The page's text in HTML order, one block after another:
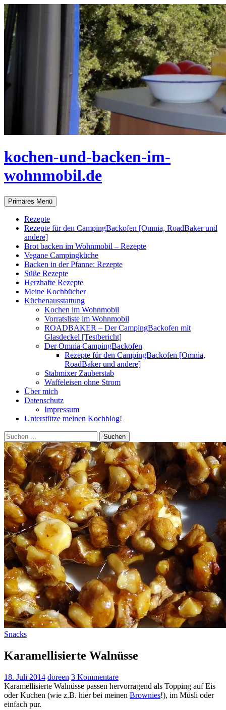
Zum
Inhalt
springen
kochen-und-backen-im-
wohnmobil.de
Suchen
Primäres Menü
Rezepte
Rezepte für den CampingBackofen [Omnia, RoadBaker und
andere]
Brot backen im Wohnmobil – Rezepte
Vegane Campingküche
Backen in der Pfanne: Rezepte
Süße Rezepte
Herzhafte Rezepte
Meine Kochbücher
Küchenausstattung
Kochen im Wohnmobil
Vorratsliste im Wohnmobil
ROADBAKER – Der CampingBackofen mit
Glasdeckel [Testbericht]
Der Omnia CampingBackofen
Rezepte für den CampingBackofen [Omnia,
RoadBaker und andere]
Stabmixer Zauberstab
Waffeleisen ohne Strom
Über mich
Datenschutz
Impressum
Unterstütze meinen Kochblog!
Suchen
nach:
Snacks
Karamellisierte Walnüsse
18. Juli 2014 doreen 3 Kommentare
Karamellisierte Walnüsse passen hervorragend als Topping auf Eis
oder Kuchen (wie z.B. hier bei meinen Brownies!), im Müsli oder
einfach pur.